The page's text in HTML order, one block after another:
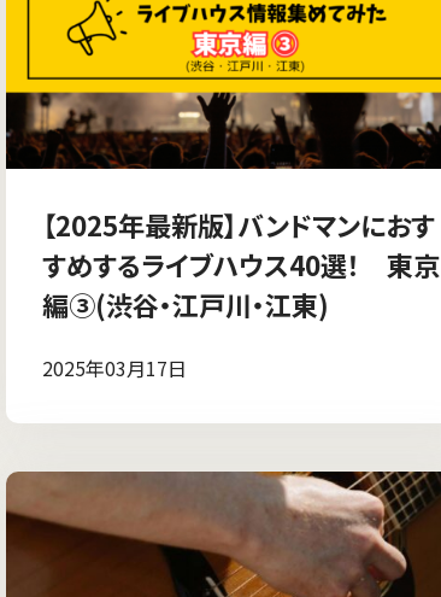
【2025年最新版】バンドマンにおす
すめするライブハウス40選！ 東京
編③(渋谷・江戸川・江東)
2025年03月17日